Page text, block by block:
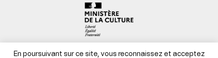
Mentions légales
En poursuivant sur ce site, vous reconnaissez et acceptez